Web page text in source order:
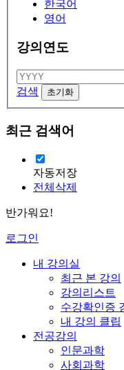
한국어
영어
강의연도
검색
최근 검색어
자동저장
전체삭제
반가워요!
로그인
내 강의실
최근 본 강의
강의리스트
수강확인증
내 강의 클립
전공강의
인문과학
사회과학